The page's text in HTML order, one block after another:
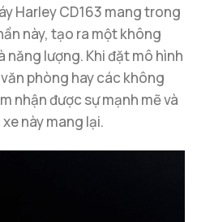
Harley CD163 mang trong
này, tạo ra một không
năng lượng. Khi đặt mô hình
phòng hay các không
nhận được sự mạnh mẽ và
này mang lại.